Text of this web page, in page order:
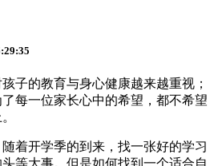
子的教育与身心健康越来越重视；
每一位家长心中的希望，都不希望
着开学季的到来，找一张好的学习